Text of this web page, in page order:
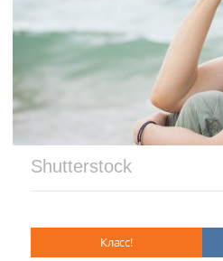
Shutterstock
Класс!